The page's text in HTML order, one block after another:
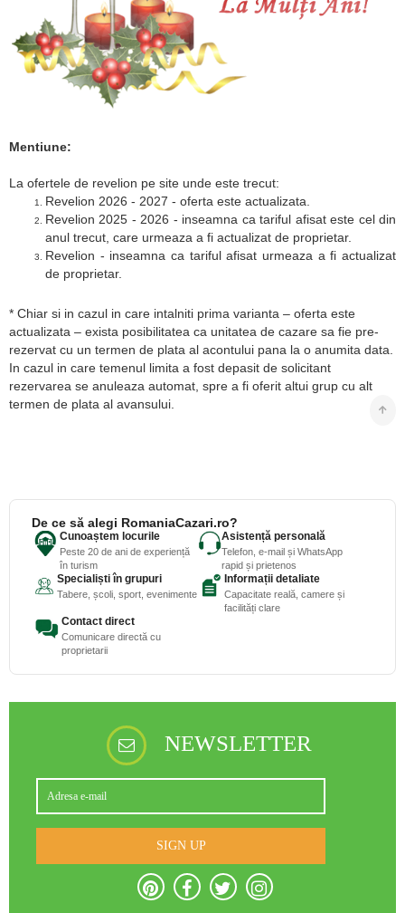
Mentiune:
La ofertele de revelion pe site unde este trecut:
Revelion 2026 - 2027 - oferta este actualizata.
Revelion 2025 - 2026 - inseamna ca tariful afisat este cel din
anul trecut, care urmeaza a fi actualizat de proprietar.
Revelion - inseamna ca tariful afisat urmeaza a fi actualizat
de proprietar.
* Chiar si in cazul in care intalniti prima varianta – oferta este
actualizata – exista posibilitatea ca unitatea de cazare sa fie pre-
rezervat cu un termen de plata al acontului pana la o anumita data.
In cazul in care temenul limita a fost depasit de solicitant
rezervarea se anuleaza automat, spre a fi oferit altui grup cu alt
termen de plata al avansului.
De ce să alegi RomaniaCazari.ro?
Cunoaștem locurile
Peste 20 de ani de experiență
în turism
Asistență personală
Telefon, e-mail și WhatsApp
rapid și prietenos
Specialiști în grupuri
Tabere, școli, sport, evenimente
Informații detaliate
Capacitate reală, camere și
facilități clare
Contact direct
Comunicare directă cu
proprietarii
NEWSLETTER
SIGN UP